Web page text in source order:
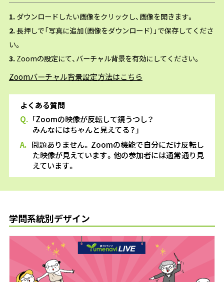
1.ダウンロードしたい画像をクリックし、画像を開きます。
2.長押しで「写真に追加（画像をダウンロード）」で保存してくださ
い。
3.Zoomの設定にて、バーチャル背景を有効にしてください。
Zoomバーチャル背景設定方法はこちら
よくある質問
Q. 「Zoomの映像が反転して鏡うつし？
みんなにはちゃんと見えてる？」
A. 問題ありません。Zoomの機能で自分にだけ反転し
た映像が見えています。他の参加者には通常通り見
えています。
学問系統別デザイン